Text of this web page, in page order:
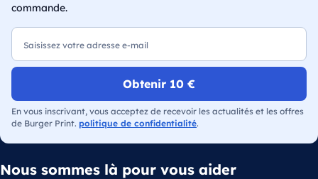
commande.
E-mail
Obtenir 10 €
En vous inscrivant, vous acceptez de recevoir les actualités et les offres
de Burger Print. politique de confidentialité.
Nous sommes là pour vous aider